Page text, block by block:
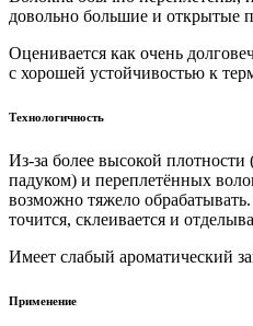
довольно большие и открытые
Оценивается как очень
с хорошей устойчивостью к
Технологичность
Из-за более высокой
падуком) и переплетённых
возможно тяжело
точится, склеивается и
Имеет слабый ароматический
Применение